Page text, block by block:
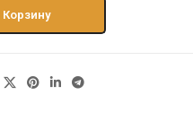
Корзину